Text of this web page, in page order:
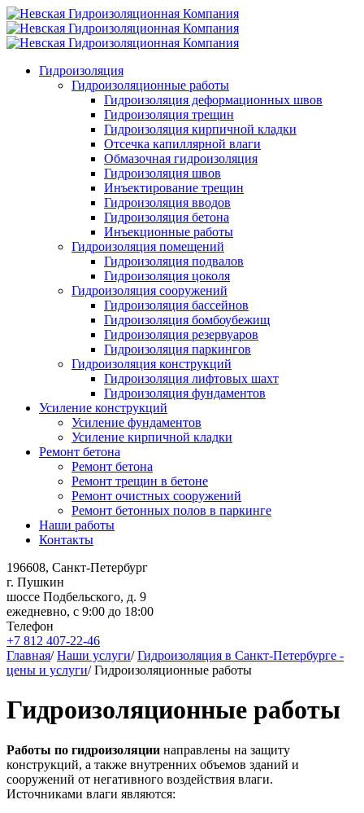
Гидроизоляция
Гидроизоляционные работы
Гидроизоляция деформационных швов
Гидроизоляция трещин
Гидроизоляция кирпичной кладки
Отсечка капиллярной влаги
Обмазочная гидроизоляция
Гидроизоляция швов
Инъектирование трещин
Гидроизоляция вводов
Гидроизоляция бетона
Инъекционные работы
Гидроизоляция помещений
Гидроизоляция подвалов
Гидроизоляция цоколя
Гидроизоляция сооружений
Гидроизоляция бассейнов
Гидроизоляция бомбоубежищ
Гидроизоляция резервуаров
Гидроизоляция паркингов
Гидроизоляция конструкций
Гидроизоляция лифтовых шахт
Гидроизоляция фундаментов
Усиление конструкций
Усиление фундаментов
Усиление кирпичной кладки
Ремонт бетона
Ремонт бетона
Ремонт трещин в бетоне
Ремонт очистных сооружений
Ремонт бетонных полов в паркинге
Наши работы
Контакты
196608, Санкт-Петербург
г. Пушкин
шоссе Подбельского, д. 9
ежедневно, с 9:00 до 18:00
Телефон
+7 812 407-22-46
Главная/ Наши услуги/ Гидроизоляция в Санкт-Петербурге -
цены и услуги/ Гидроизоляционные работы
Гидроизоляционные работы
Работы по гидроизоляции направлены на защиту
конструкций, а также внутренних объемов зданий и
сооружений от негативного воздействия влаги.
Источниками влаги являются: